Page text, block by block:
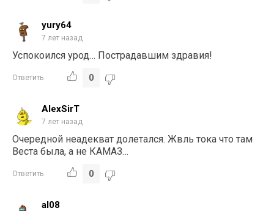
yury64
7 лет назад
Успокоился урод… Пострадавшим здравия!
Ответить 0
AlexSirT
7 лет назад
Очередной неадекват долетался. Жвль тока что там
Веста была, а не КАМАЗ…
Ответить 0
al08